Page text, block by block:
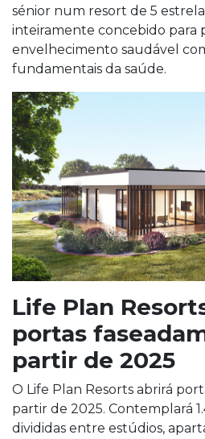
sénior num resort de 5
inteiramente concebido para
envelhecimento saudável
fundamentais da saúde.
Life Plan
portas
partir de 2025
O Life Plan Resorts abrirá
partir de 2025. Contemplará
divididas entre estúdios,